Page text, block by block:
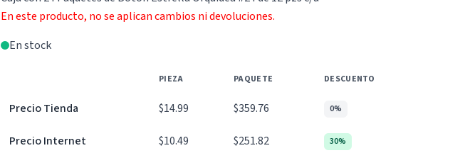
En este producto, no se aplican cambios ni devoluciones.
En stock
PIEZA PAQUETE DESCUENTO
Precio Tienda $14.99 $359.76 0%
Precio Internet $10.49 $251.82 30%